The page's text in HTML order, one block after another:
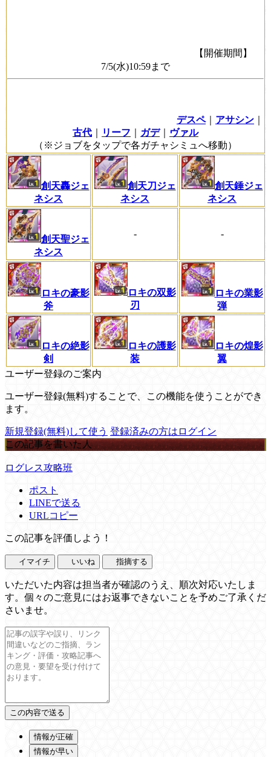
【開催期間】
7/5(水)10:59まで
デスペ｜ アサシン
古代
リーフ ガデ｜
ヴァル
（※ジョブをタップで各ガチャシミュへ移動）
創天轟ジェ
ネシス
創天刀ジェ
ネシス
創天錘ジェ
ネシス
創天聖ジェ
ネシス
- -
ロキの豪影
斧
ロキの双影
刃
ロキの業影
弾
ロキの絶影
剣
ロキの護影
装
ロキの煌影
翼
ユーザー登録のご案内
ユーザー登録(無料)することで、この機能を使うことができ
ます。
新規登録(無料)して使う 登録済みの方はログイン
この記事を書いた人
ログレス攻略班
ポスト
LINEで送る
URLコピー
この記事を評価しよう！
イマイチ いいね 指摘する
いただいた内容は担当者が確認のうえ、順次対応いたしま
す。個々のご意見にはお返事できないことを予めご了承くだ
さいませ。
情報が正確
情報が早い